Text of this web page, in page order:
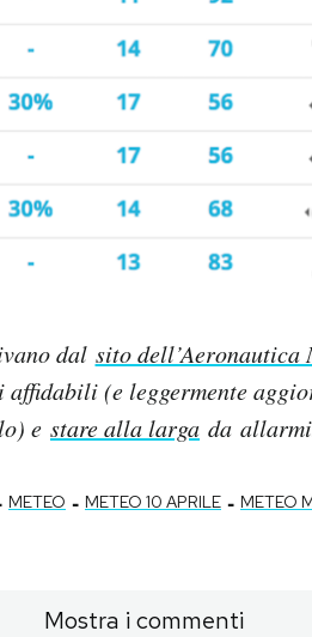
dal sito
(e leggermente
e stare alla larga da
METEO - METEO 10 APRILE - METEO
Mostra i commenti